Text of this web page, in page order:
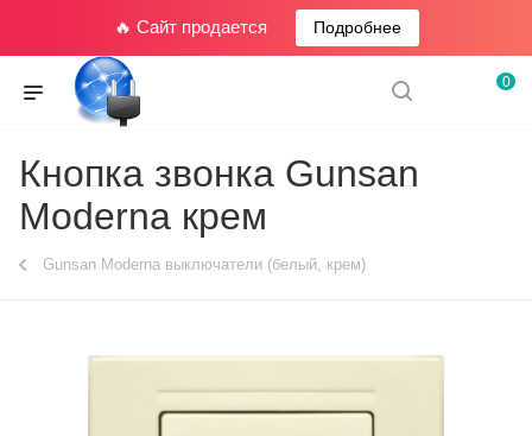
🔥 Сайт продается Подробнее
0
Кнопка звонка Gunsan
Moderna крем
Gunsan Moderna выключатели (белый, крем)